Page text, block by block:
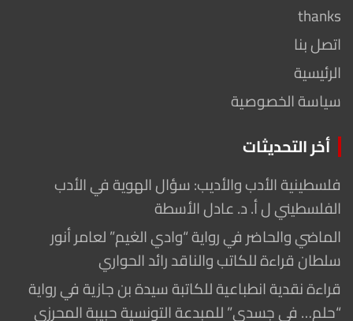
thanks
اتصل بنا
الرئيسية
سياسة الخصوصية
أخر التحديثات
فلسطينية الأدب والأديب: سؤال الهوية في الأدب
الفلسطيني ل أ. د. عادل الأسطة
الماضي والحاضر في رواية “وادي الغيم” لعامر أنور
سلطان قراءة للكاتب والناقد رائد الحواري
قراءة نقدية انطباعية للكاتبة سيدة بن جازية في رواية
“حلم… في جسدي” للمبدعة التونسية حبيبة المحرزي